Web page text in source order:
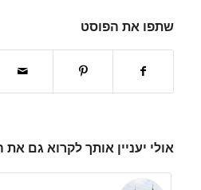
שתפו את הפוסט
אולי יעניין אותך לקרוא גם